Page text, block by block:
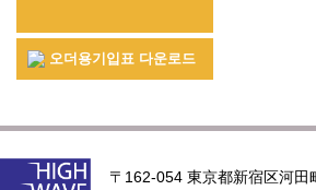
오더용기입표 다운로드
〒162-054 東京都新宿区河田